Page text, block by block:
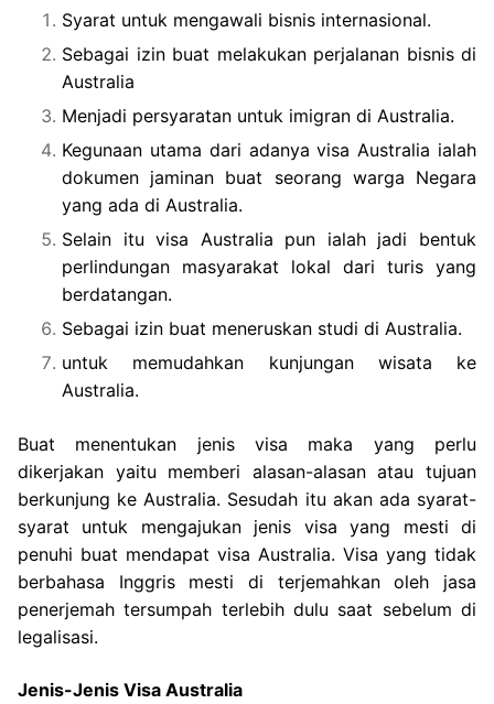
Syarat untuk mengawali bisnis internasional.
Sebagai izin buat melakukan perjalanan bisnis di
Australia
Menjadi persyaratan untuk imigran di Australia.
Kegunaan utama dari adanya visa Australia ialah
dokumen jaminan buat seorang warga Negara
yang ada di Australia.
Selain itu visa Australia pun ialah jadi bentuk
perlindungan masyarakat lokal dari turis yang
berdatangan.
Sebagai izin buat meneruskan studi di Australia.
untuk memudahkan kunjungan wisata ke
Australia.
Buat menentukan jenis visa maka yang perlu
dikerjakan yaitu memberi alasan-alasan atau tujuan
berkunjung ke Australia. Sesudah itu akan ada syarat-
syarat untuk mengajukan jenis visa yang mesti di
penuhi buat mendapat visa Australia. Visa yang tidak
berbahasa Inggris mesti di terjemahkan oleh jasa
penerjemah tersumpah terlebih dulu saat sebelum di
legalisasi.
Jenis-Jenis Visa Australia